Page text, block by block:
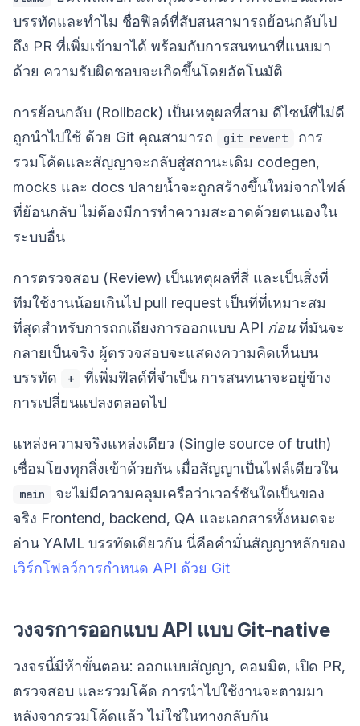
บรรทัดและทำไม ชื่อฟิลด์ที่สับสนสามารถย้อนกลับไป
ถึง PR ที่เพิ่มเข้ามาได้ พร้อมกับการสนทนาที่แนบมา
ด้วย ความรับผิดชอบจะเกิดขึ้นโดยอัตโนมัติ
การย้อนกลับ (Rollback) เป็นเหตุผลที่สาม ดีไซน์ที่ไม่ดี
ถูกนำไปใช้ ด้วย Git คุณสามารถ
git revert
การ
รวมโค้ดและสัญญาจะกลับสู่สถานะเดิม codegen,
mocks และ docs ปลายน้ำจะถูกสร้างขึ้นใหม่จากไฟล์
ที่ย้อนกลับ ไม่ต้องมีการทำความสะอาดด้วยตนเองใน
ระบบอื่น
การตรวจสอบ (Review) เป็นเหตุผลที่สี่ และเป็นสิ่งที่
ทีมใช้งานน้อยเกินไป pull request เป็นที่ที่เหมาะสม
ที่สุดสำหรับการถกเถียงการออกแบบ API ก่อนที่มันจะ
กลายเป็นจริง ผู้ตรวจสอบจะแสดงความคิดเห็นบน
บรรทัด
+
ที่เพิ่มฟิลด์ที่จำเป็น การสนทนาจะอยู่ข้าง
การเปลี่ยนแปลงตลอดไป
แหล่งความจริงแหล่งเดียว (Single source of truth)
เชื่อมโยงทุกสิ่งเข้าด้วยกัน เมื่อสัญญาเป็นไฟล์เดียวใน
main
จะไม่มีความคลุมเครือว่าเวอร์ชันใดเป็นของ
จริง Frontend, backend, QA และเอกสารทั้งหมดจะ
อ่าน YAML บรรทัดเดียวกัน นี่คือคำมั่นสัญญาหลักของ
เวิร์กโฟลว์การกำหนด API ด้วย Git
วงจรการออกแบบ API แบบ Git-native
วงจรนี้มีห้าขั้นตอน: ออกแบบสัญญา, คอมมิต, เปิด PR,
ตรวจสอบ และรวมโค้ด การนำไปใช้งานจะตามมา
หลังจากรวมโค้ดแล้ว ไม่ใช่ในทางกลับกัน